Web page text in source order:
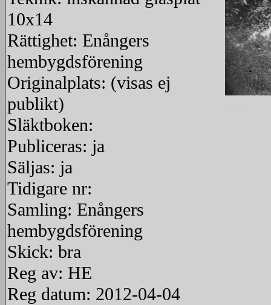
10x14
Rättighet: Enångers
hembygdsförening
Originalplats: (visas ej
publikt)
Släktboken:
Publiceras: ja
Säljas: ja
Tidigare nr:
Samling: Enångers
hembygdsförening
Skick: bra
Reg av: HE
Reg datum: 2012-04-04